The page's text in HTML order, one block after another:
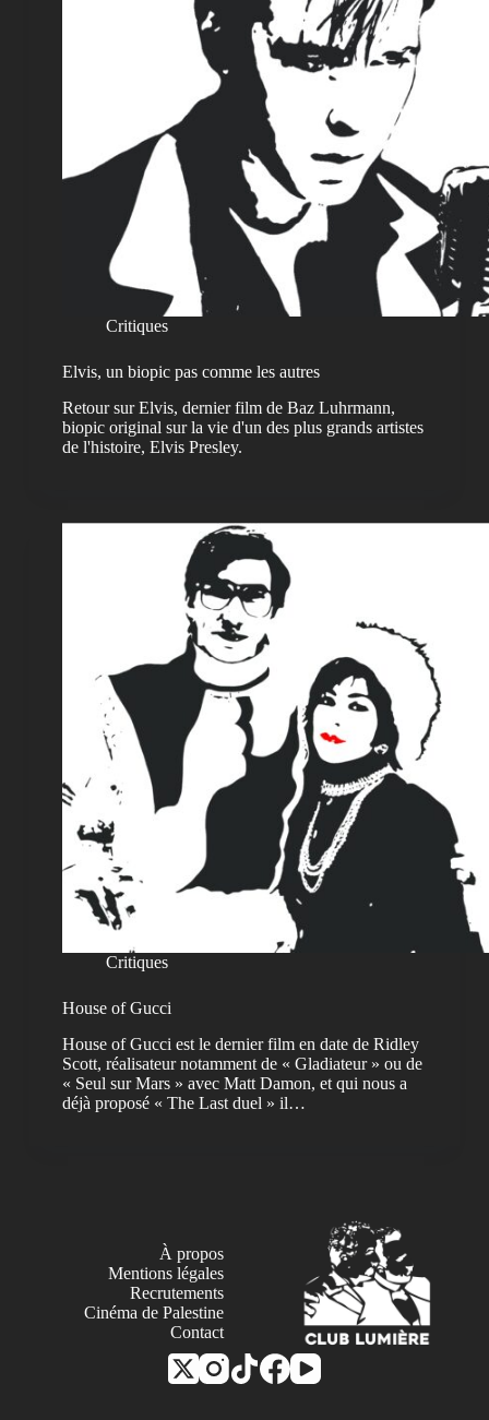
Critiques
Elvis, un biopic pas comme les autres
Retour sur Elvis, dernier film de Baz Luhrmann,
biopic original sur la vie d'un des plus grands artistes
de l'histoire, Elvis Presley.
Critiques
House of Gucci
House of Gucci est le dernier film en date de Ridley
Scott, réalisateur notamment de « Gladiateur » ou de
« Seul sur Mars » avec Matt Damon, et qui nous a
déjà proposé « The Last duel » il…
À propos
Mentions légales
Recrutements
Cinéma de Palestine
Contact